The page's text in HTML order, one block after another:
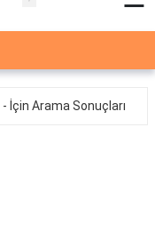
- İçin Arama Sonuçları